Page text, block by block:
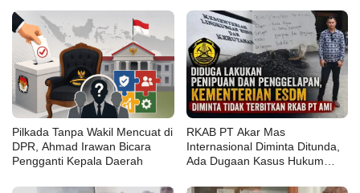
Pilkada Tanpa Wakil Mencuat di
DPR, Ahmad Irawan Bicara
Pengganti Kepala Daerah
RKAB PT Akar Mas
Internasional Diminta Ditunda,
Ada Dugaan Kasus Hukum